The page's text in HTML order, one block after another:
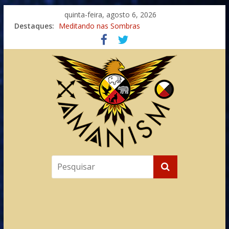
quinta-feira, agosto 6, 2026
Destaques:
Imaginação na Cura
Meditando nas Sombras
Autosuficiência: A Jornada do Espírito Ancestral
Xamanismo Universal
Totens – Caminho Espiritual – Crescimento